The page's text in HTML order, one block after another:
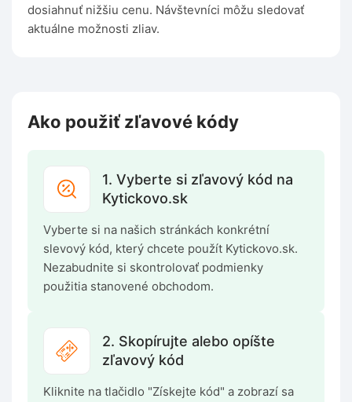
dosiahnuť nižšiu cenu. Návštevníci môžu sledovať
aktuálne možnosti zliav.
Ako použiť zľavové kódy
1. Vyberte si zľavový kód na
Kytickovo.sk
Vyberte si na našich stránkách konkrétní
slevový kód, který chcete použít Kytickovo.sk.
Nezabudnite si skontrolovať podmienky
použitia stanovené obchodom.
2. Skopírujte alebo opíšte
zľavový kód
Kliknite na tlačidlo "Získejte kód" a zobrazí sa